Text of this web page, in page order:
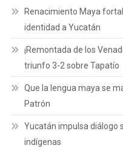
Renacimiento Maya
identidad a Yucatán
¡Remontada de los
triunfo 3-2 sobre Tapatío
Que la lengua maya se
Patrón
Yucatán impulsa diálogo
indígenas